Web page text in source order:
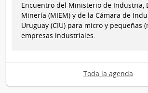
de
Ago
del
2026
Encuentro del Ministerio de Industria,
Minería (MIEM) y de la Cámara de
Uruguay (CIU) para micro y pequeñas
empresas industriales.
Toda la agenda